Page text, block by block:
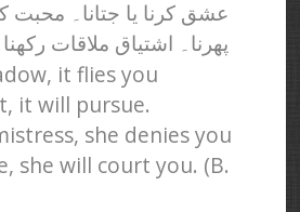
عشق کرنا یا جتانا۔ محبت
پھرنا۔ اشتیاق ملاقات رکھنا
it flies you
it will pursue.
she denies you
she will court you. (B.